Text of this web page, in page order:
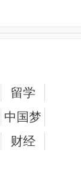
留学
中国梦
财经